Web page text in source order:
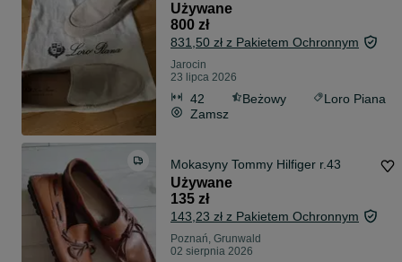
Używane
800 zł
831,50 zł z Pakietem Ochronnym
Jarocin
23 lipca 2026
42 Beżowy
Loro Piana
Zamsz
Mokasyny Tommy Hilfiger r.43
Używane
135 zł
143,23 zł z Pakietem Ochronnym
Poznań, Grunwald
02 sierpnia 2026